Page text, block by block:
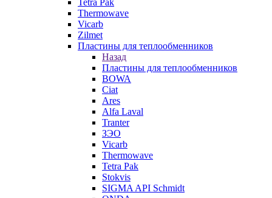
Tetra Pak
Thermowave
Vicarb
Zilmet
Пластины для теплообменников
Назад
Пластины для теплообменников
BOWA
Ciat
Ares
Alfa Laval
Tranter
ЗЭО
Vicarb
Thermowave
Tetra Pak
Stokvis
SIGMA API Schmidt